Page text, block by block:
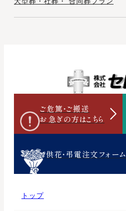
か
ら
ご危篤・ご搬送
お急ぎの方はこちら
供花・弔電注文フォーム
トップ